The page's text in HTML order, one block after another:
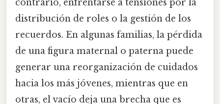
contrario, enfrentarse a tensiones por la
distribución de roles o la gestión de los
recuerdos. En algunas familias, la pérdida
de una figura maternal o paterna puede
generar una reorganización de cuidados
hacia los más jóvenes, mientras que en
otras, el vacío deja una brecha que es